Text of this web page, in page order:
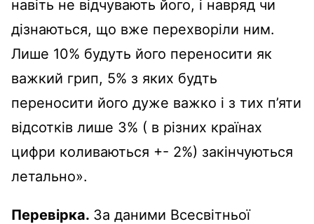
навіть не відчувають його, і навряд чи
дізнаються, що вже перехворіли ним.
Лише 10% будуть його переносити як
важкий грип, 5% з яких будть
переносити його дуже важко і з тих п’яти
відсотків лише 3% ( в різних країнах
цифри коливаються +- 2%) закінчуються
летально».
Перевірка. За даними Всесвітньої